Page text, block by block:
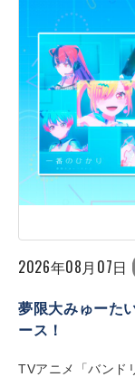
2026年08月07日
夢限大みゅーた
ース！
TVアニメ「バンド